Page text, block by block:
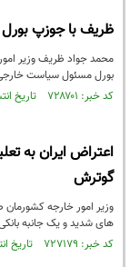
ظریف با جوزپ بورل
محمد جواد ظریف وزیر
بورل مسئول سیاست خارجی
کد خبر: ۷۲۸۷۰۱ تاریخ انتشار : ۱۴۰۰/۰۳/۲۸
اعتراض ایران به
گوترش
وزیر امور خارجه کشورمان
های شدید و یک جانبه
کد خبر: ۷۲۷۱۷۹ تاریخ انتشار : ۱۴۰۰/۰۳/۱۹